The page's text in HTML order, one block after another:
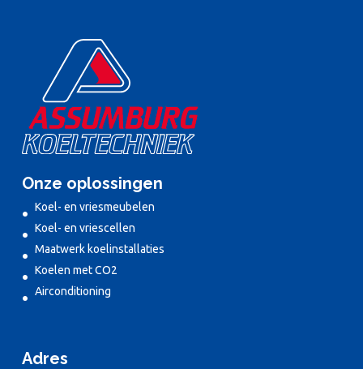
Onze oplossingen
Koel- en vriesmeubelen
Koel- en vriescellen
Maatwerk koelinstallaties
Koelen met CO2
Airconditioning
Adres